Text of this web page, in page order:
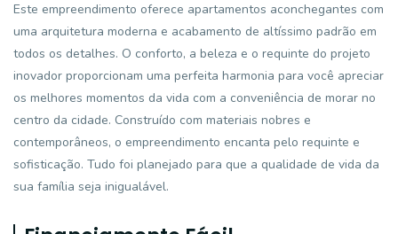
Este empreendimento oferece apartamentos aconchegantes com
uma arquitetura moderna e acabamento de altíssimo padrão em
todos os detalhes. O conforto, a beleza e o requinte do projeto
inovador proporcionam uma perfeita harmonia para você apreciar
os melhores momentos da vida com a conveniência de morar no
centro da cidade. Construído com materiais nobres e
contemporâneos, o empreendimento encanta pelo requinte e
sofisticação. Tudo foi planejado para que a qualidade de vida da
sua família seja inigualável.